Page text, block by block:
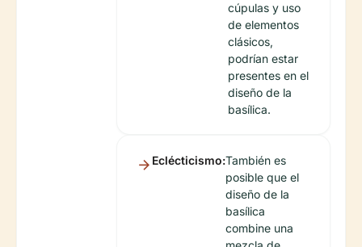
cúpulas y uso
de elementos
clásicos,
podrían estar
presentes en el
diseño de la
basílica.
Eclécticismo:También es
posible que el
diseño de la
basílica
combine una